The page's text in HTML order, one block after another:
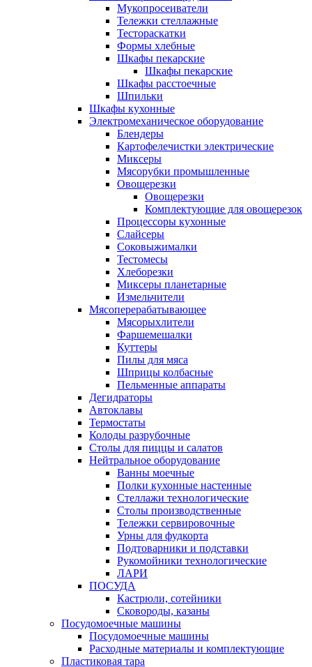
Мукопросеиватели
Тележки стеллажные
Тестораскатки
Формы хлебные
Шкафы пекарские
Шкафы пекарские
Шкафы расстоечные
Шпильки
Шкафы кухонные
Электромеханическое оборудование
Блендеры
Картофелечистки электрические
Миксеры
Мясорубки промышленные
Овощерезки
Овощерезки
Комплектующие для овощерезок
Процессоры кухонные
Слайсеры
Соковыжималки
Тестомесы
Хлеборезки
Миксеры планетарные
Измельчители
Мясоперерабатывающее
Мясорыхлители
Фаршемешалки
Куттеры
Пилы для мяса
Шприцы колбасные
Пельменные аппараты
Дегидраторы
Автоклавы
Термостаты
Колоды разрубочные
Столы для пиццы и салатов
Нейтральное оборудование
Ванны моечные
Полки кухонные настенные
Стеллажи технологические
Столы производственные
Тележки сервировочные
Урны для фудкорта
Подтоварники и подставки
Рукомойники технологические
ЛАРИ
ПОСУДА
Кастрюли, сотейники
Сковороды, казаны
Посудомоечные машины
Посудомоечные машины
Расходные материалы и комплектующие
Пластиковая тара